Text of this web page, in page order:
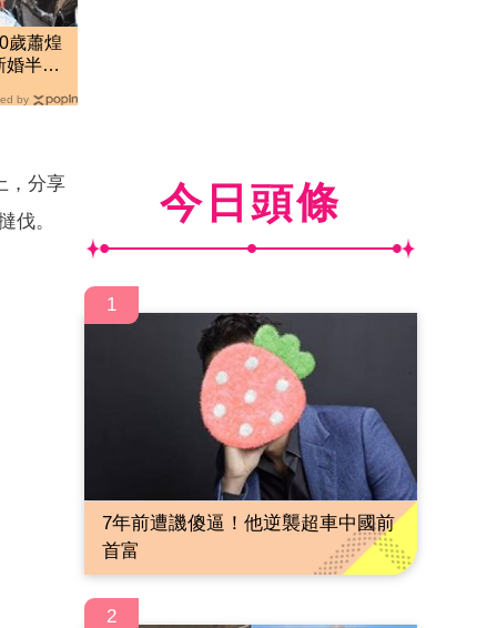
歲蕭煌
半年
by
，分享
伐。
今日頭條
1
7年前遭譏傻逼！他逆襲超車中國前
首富
2